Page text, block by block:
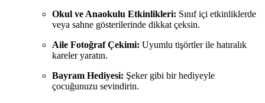
Okul ve Anaokulu Etkinlikleri: Sınıf içi etkinliklerde
veya sahne gösterilerinde dikkat çeksin.
Aile Fotoğraf Çekimi: Uyumlu tişörtler ile hatıralık
kareler yaratın.
Bayram Hediyesi: Şeker gibi bir hediyeyle
çocuğunuzu sevindirin.